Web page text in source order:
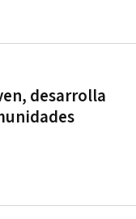
desarrolla